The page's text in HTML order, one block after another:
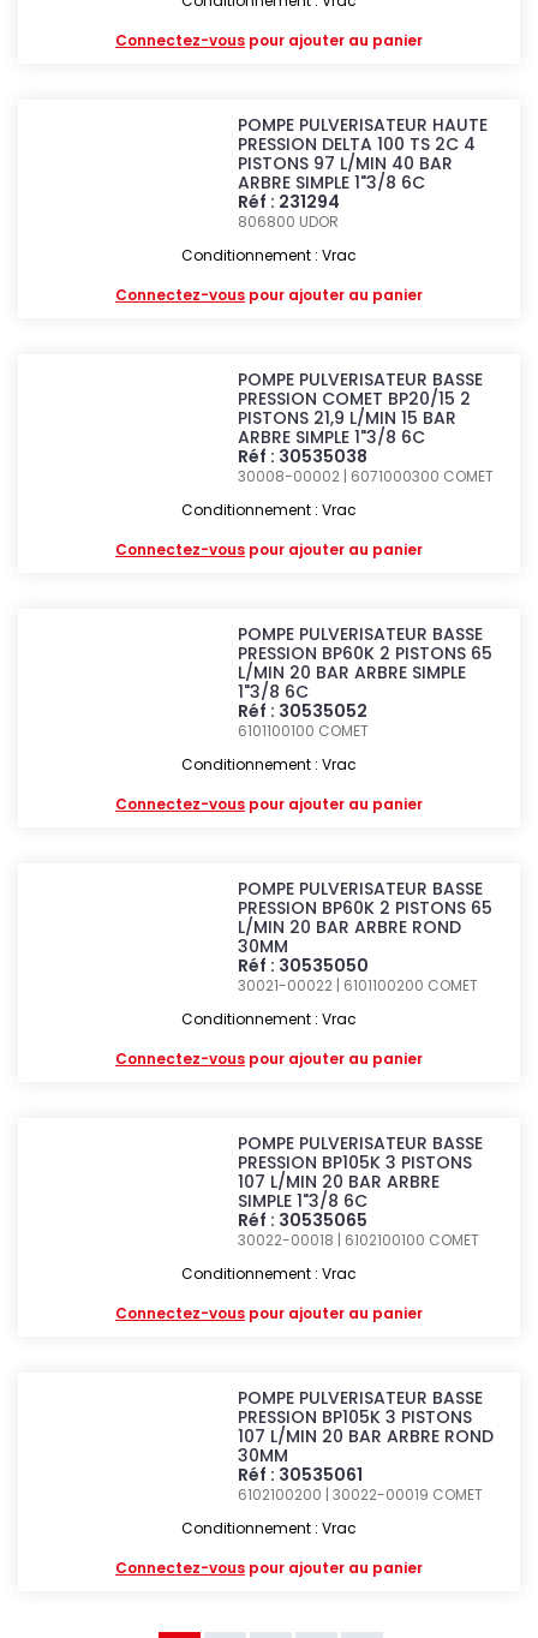
Connectez-vous pour ajouter au panier
POMPE PULVERISATEUR HAUTE
PRESSION DELTA 100 TS 2C 4
PISTONS 97 L/MIN 40 BAR
ARBRE SIMPLE 1"3/8 6C
Réf : 231294
806800 UDOR
Conditionnement : Vrac
Connectez-vous pour ajouter au panier
POMPE PULVERISATEUR BASSE
PRESSION COMET BP20/15 2
PISTONS 21,9 L/MIN 15 BAR
ARBRE SIMPLE 1"3/8 6C
Réf : 30535038
30008-00002 | 6071000300 COMET
Conditionnement : Vrac
Connectez-vous pour ajouter au panier
POMPE PULVERISATEUR BASSE
PRESSION BP60K 2 PISTONS 65
L/MIN 20 BAR ARBRE SIMPLE
1"3/8 6C
Réf : 30535052
6101100100 COMET
Conditionnement : Vrac
Connectez-vous pour ajouter au panier
POMPE PULVERISATEUR BASSE
PRESSION BP60K 2 PISTONS 65
L/MIN 20 BAR ARBRE ROND
30MM
Réf : 30535050
30021-00022 | 6101100200 COMET
Conditionnement : Vrac
Connectez-vous pour ajouter au panier
POMPE PULVERISATEUR BASSE
PRESSION BP105K 3 PISTONS
107 L/MIN 20 BAR ARBRE
SIMPLE 1"3/8 6C
Réf : 30535065
30022-00018 | 6102100100 COMET
Conditionnement : Vrac
Connectez-vous pour ajouter au panier
POMPE PULVERISATEUR BASSE
PRESSION BP105K 3 PISTONS
107 L/MIN 20 BAR ARBRE ROND
30MM
Réf : 30535061
6102100200 | 30022-00019 COMET
Conditionnement : Vrac
Connectez-vous pour ajouter au panier